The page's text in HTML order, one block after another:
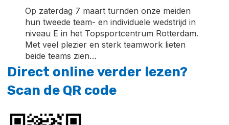
Op zaterdag 7 maart turnden onze meiden
hun tweede team- en individuele wedstrijd in
niveau E in het Topsportcentrum Rotterdam.
Met veel plezier en sterk teamwork lieten
beide teams zien…
Direct online verder lezen?
Scan de QR code